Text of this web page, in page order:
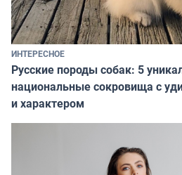
ИНТЕРЕСНОЕ
Русские породы собак: 5
национальные сокровища с
и характером